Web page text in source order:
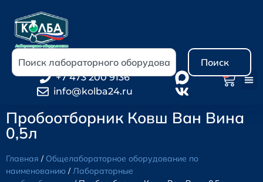
Поиск
+7 473 200 9136
info@kolba24.ru
Пробоотборник Ковш Ван Вина
0,5л
Главная / Общелабораторное оборудование по
наименованию /Лабораторные